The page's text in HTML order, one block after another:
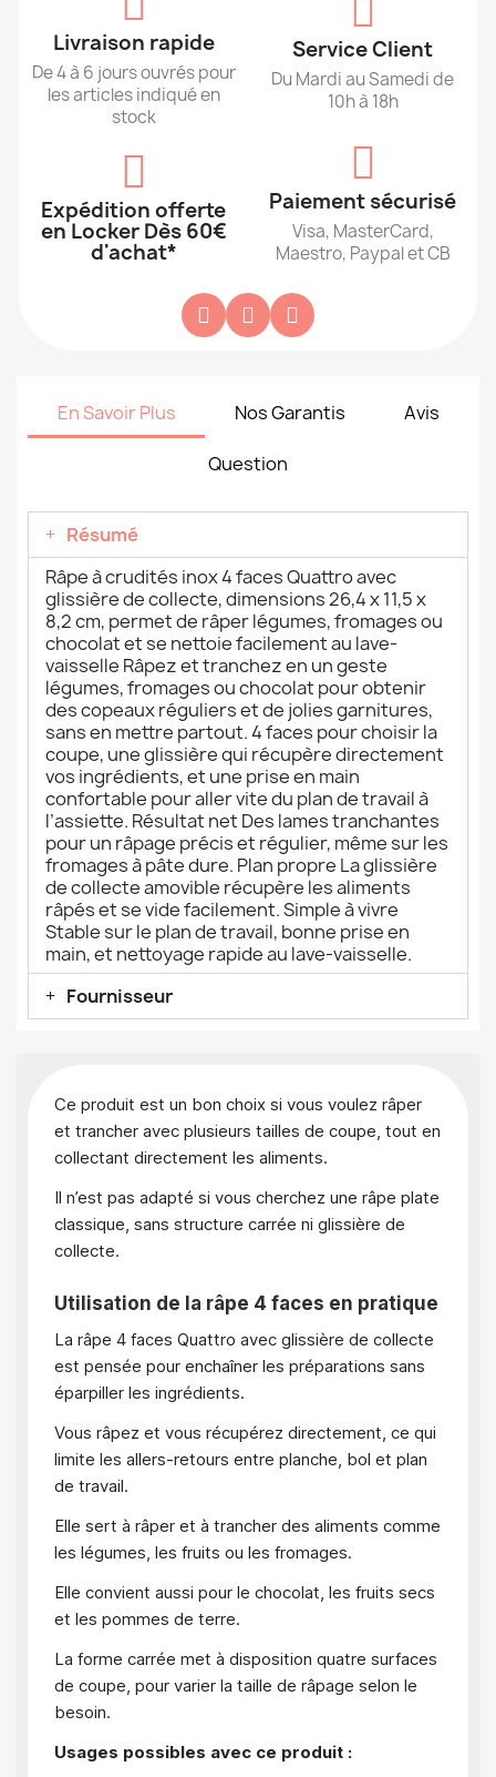
Livraison rapide
De 4 à 6 jours ouvrés pour
les articles indiqué en
stock
Expédition offerte
en Locker Dès 60€
d'achat*
Service Client
Du Mardi au Samedi de
10h à 18h
Paiement sécurisé
Visa, MasterCard,
Maestro, Paypal et CB
En Savoir Plus Nos Garantis Avis
Question
Résumé
Râpe à crudités inox 4 faces Quattro avec
glissière de collecte, dimensions 26,4 x 11,5 x
8,2 cm, permet de râper légumes, fromages ou
chocolat et se nettoie facilement au lave-
vaisselle Râpez et tranchez en un geste
légumes, fromages ou chocolat pour obtenir
des copeaux réguliers et de jolies garnitures,
sans en mettre partout. 4 faces pour choisir la
coupe, une glissière qui récupère directement
vos ingrédients, et une prise en main
confortable pour aller vite du plan de travail à
l’assiette. Résultat net Des lames tranchantes
pour un râpage précis et régulier, même sur les
fromages à pâte dure. Plan propre La glissière
de collecte amovible récupère les aliments
râpés et se vide facilement. Simple à vivre
Stable sur le plan de travail, bonne prise en
main, et nettoyage rapide au lave-vaisselle.
Fournisseur
Ce produit est un bon choix si vous voulez râper
et trancher avec plusieurs tailles de coupe, tout en
collectant directement les aliments.
Il n’est pas adapté si vous cherchez une râpe plate
classique, sans structure carrée ni glissière de
collecte.
Utilisation de la râpe 4 faces en pratique
La râpe 4 faces Quattro avec glissière de collecte
est pensée pour enchaîner les préparations sans
éparpiller les ingrédients.
Vous râpez et vous récupérez directement, ce qui
limite les allers-retours entre planche, bol et plan
de travail.
Elle sert à râper et à trancher des aliments comme
les légumes, les fruits ou les fromages.
Elle convient aussi pour le chocolat, les fruits secs
et les pommes de terre.
La forme carrée met à disposition quatre surfaces
de coupe, pour varier la taille de râpage selon le
besoin.
Usages possibles avec ce produit :